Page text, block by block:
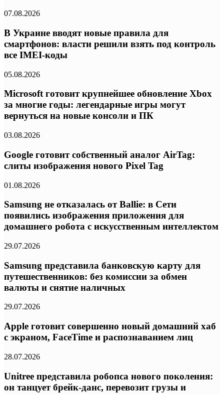
07.08.2026
В Украине вводят новые правила для
смартфонов: власти решили взять под контроль
все IMEI-коды
05.08.2026
Microsoft готовит крупнейшее обновление Xbox
за многие годы: легендарные игры могут
вернуться на новые консоли и ПК
03.08.2026
Google готовит собственный аналог AirTag:
слиты изображения нового Pixel Tag
01.08.2026
Samsung не отказалась от Ballie: в Сети
появились изображения приложения для
домашнего робота с искусственным интеллектом
29.07.2026
Samsung представила банковскую карту для
путешественников: без комиссии за обмен
валюты и снятие наличных
29.07.2026
Apple готовит совершенно новый домашний хаб
с экраном, FaceTime и распознаванием лиц
28.07.2026
Unitree представила робопса нового поколения:
он танцует брейк-данс, перевозит грузы и